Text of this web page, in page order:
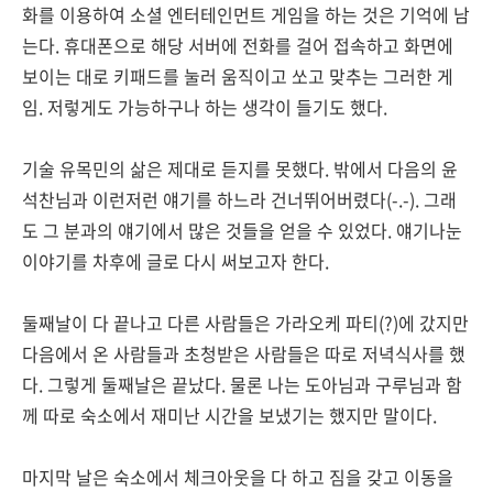
화를 이용하여 소셜 엔터테인먼트 게임을 하는 것은 기억에 남
는다. 휴대폰으로 해당 서버에 전화를 걸어 접속하고 화면에
보이는 대로 키패드를 눌러 움직이고 쏘고 맞추는 그러한 게
임. 저렇게도 가능하구나 하는 생각이 들기도 했다.
기술 유목민의 삶은 제대로 듣지를 못했다. 밖에서 다음의 윤
석찬님과 이런저런 얘기를 하느라 건너뛰어버렸다(-.-). 그래
도 그 분과의 얘기에서 많은 것들을 얻을 수 있었다. 얘기나눈
이야기를 차후에 글로 다시 써보고자 한다.
둘째날이 다 끝나고 다른 사람들은 가라오케 파티(?)에 갔지만
다음에서 온 사람들과 초청받은 사람들은 따로 저녁식사를 했
다. 그렇게 둘째날은 끝났다. 물론 나는 도아님과 구루님과 함
께 따로 숙소에서 재미난 시간을 보냈기는 했지만 말이다.
마지막 날은 숙소에서 체크아웃을 다 하고 짐을 갖고 이동을